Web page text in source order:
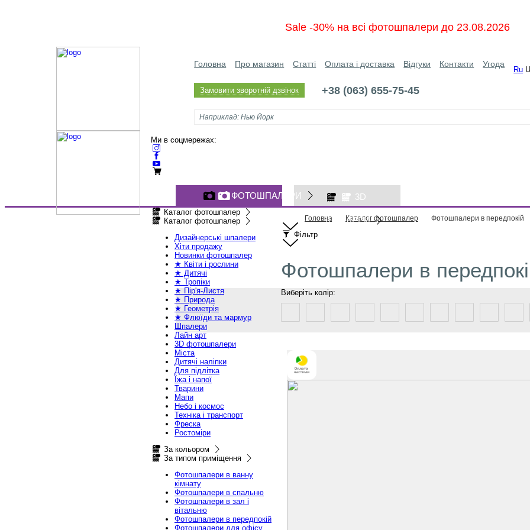
Sale -30% на всі фотошпалери до 23.08.2026
Головна Про магазин Статті Оплата і доставка Відгуки Контакти Угода
Ru
Замовити зворотній дзвінок +38 (063) 655-75-45
Ми в соцмережах:
ФОТОШПАЛЕРИ 3D
ШПАЛЕРИ
Каталог фотошпалер
Каталог фотошпалер
Дизайнерські шпалери
Хіти продажу
Новинки фотошпалер
★ Квіти і рослини
★ Дитячі
★ Тропіки
★ Пір'я-Листя
★ Природа
★ Геометрія
★ Флюїди та мармур
Шпалери
Лайн арт
3D фотошпалери
Міста
Дитячі наліпки
Для підлітка
Їжа і напої
Тварини
Мапи
Небо і космос
Техніка і транспорт
Фреска
Ростоміри
За кольором
За типом приміщення
Фотошпалери в ванну
кімнату
Фотошпалери в спальню
Фотошпалери в зал і
вітальню
Фотошпалери в передпокій
Фотошпалери для офісу
Головна Каталог фотошпалер Фотошпалери в передпокій
Фільтр
Фотошпалери в
Виберіть колір: